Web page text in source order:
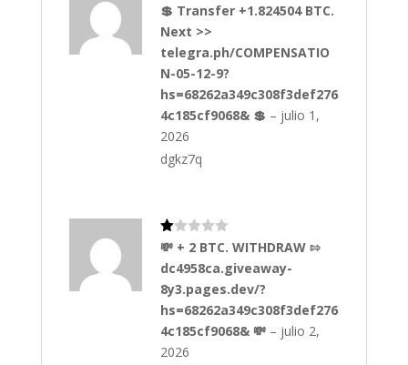
Va
lo
ra
do
co
n
de
5
💲 Transfer +1.824504 BTC.
Next >>
telegra.ph/COMPENSATIO
N-05-12-9?
hs=68262a349c308f3def276
4c185cf9068& 💲 – julio 1,
2026
dgkz7q
Va
ra
do
co
n
de
5
💸 + 2 BTC. WITHDRAW ⇰
dc4958ca.giveaway-
8y3.pages.dev/?
hs=68262a349c308f3def276
4c185cf9068& 💸 – julio 2,
2026